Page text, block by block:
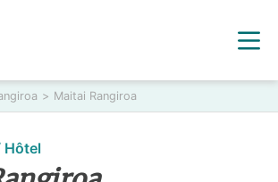
> Maitai Rangiroa
Hôtel